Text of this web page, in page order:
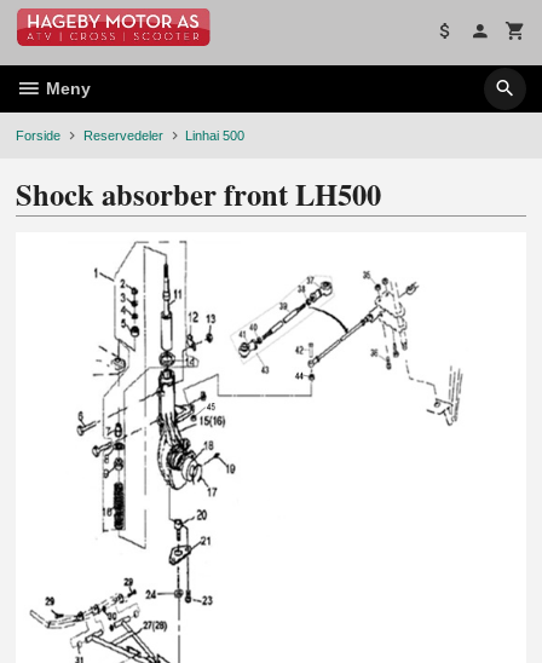
Gå
innholdet
Meny
Forside Reservedeler Linhai 500
Shock absorber front LH500